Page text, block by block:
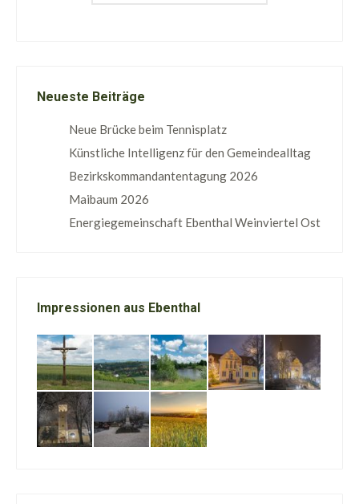
Neueste Beiträge
Neue Brücke beim Tennisplatz
Künstliche Intelligenz für den Gemeindealltag
Bezirkskommandantentagung 2026
Maibaum 2026
Energiegemeinschaft Ebenthal Weinviertel Ost
Impressionen aus Ebenthal